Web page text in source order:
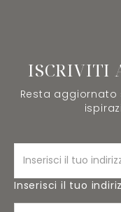
ISCRIVITI
Resta aggiornato
Inserisci il tuo